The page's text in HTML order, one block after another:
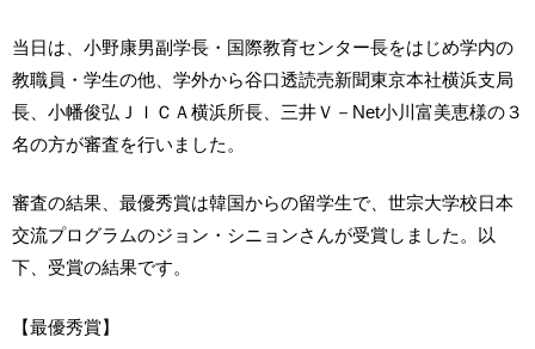
当日は、小野康男副学長・国際教育センター長をはじめ学内の
教職員・学生の他、学外から谷口透読売新聞東京本社横浜支局
長、小幡俊弘ＪＩＣＡ横浜所長、三井Ｖ－Net小川富美恵様の３
名の方が審査を行いました。
審査の結果、最優秀賞は韓国からの留学生で、世宗大学校日本
交流プログラムのジョン・シニョンさんが受賞しました。以
下、受賞の結果です。
【最優秀賞】